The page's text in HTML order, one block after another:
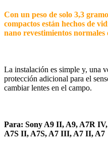
Con un peso de solo 3,3
compactos están hechos de
nano revestimientos normales
La instalación es simple y, una
protección adicional para el
cambiar lentes en el campo.
Para: Sony A9 II, A9, A7R
A7S II, A7S, A7 III, A7 II, A7